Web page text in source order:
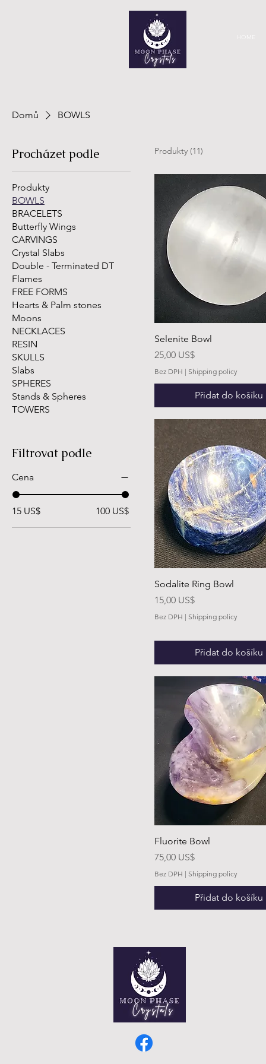
HOME
Domů BOWLS
Procházet podle
Produkty
BOWLS
BRACELETS
Butterfly Wings
CARVINGS
Crystal Slabs
Double - Terminated DT
Flames
FREE FORMS
Hearts & Palm stones
Moons
NECKLACES
RESIN
SKULLS
Slabs
SPHERES
Stands & Spheres
TOWERS
Filtrovat podle
Cena
15 US$ 100 US$
Produkty (11)
Selenite Bowl
Cena
25,00 US$
Bez DPH | Shipping policy
Přidat do košíku
Sodalite Ring Bowl
Cena
15,00 US$
Bez DPH | Shipping policy
Přidat do košíku
Fluorite Bowl
Cena
75,00 US$
Bez DPH | Shipping policy
Přidat do košíku